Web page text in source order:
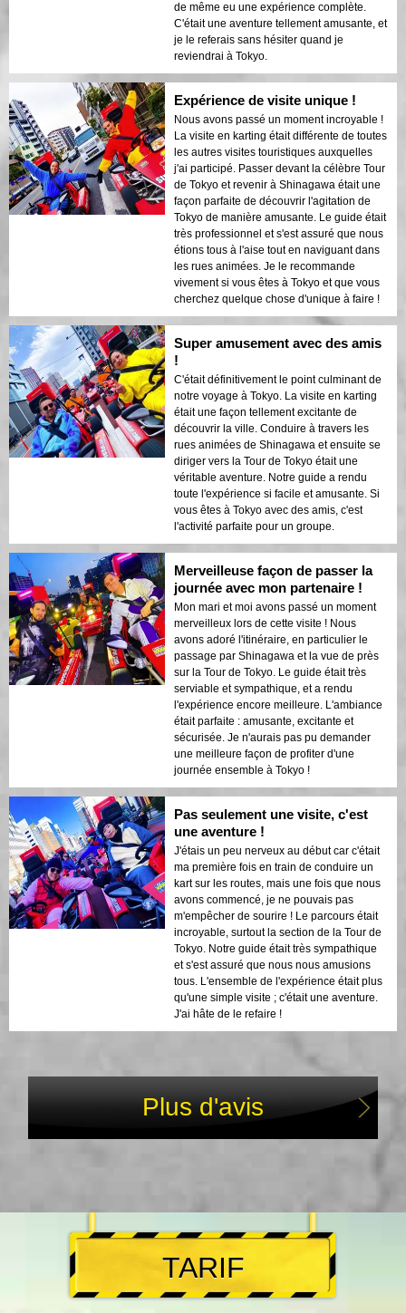
de même eu une expérience complète.
C'était une aventure tellement amusante, et
je le referais sans hésiter quand je
reviendrai à Tokyo.
Expérience de visite unique !
Nous avons passé un moment incroyable !
La visite en karting était différente de toutes
les autres visites touristiques auxquelles
j'ai participé. Passer devant la célèbre Tour
de Tokyo et revenir à Shinagawa était une
façon parfaite de découvrir l'agitation de
Tokyo de manière amusante. Le guide était
très professionnel et s'est assuré que nous
étions tous à l'aise tout en naviguant dans
les rues animées. Je le recommande
vivement si vous êtes à Tokyo et que vous
cherchez quelque chose d'unique à faire !
Super amusement avec des amis
!
C'était définitivement le point culminant de
notre voyage à Tokyo. La visite en karting
était une façon tellement excitante de
découvrir la ville. Conduire à travers les
rues animées de Shinagawa et ensuite se
diriger vers la Tour de Tokyo était une
véritable aventure. Notre guide a rendu
toute l'expérience si facile et amusante. Si
vous êtes à Tokyo avec des amis, c'est
l'activité parfaite pour un groupe.
Merveilleuse façon de passer la
journée avec mon partenaire !
Mon mari et moi avons passé un moment
merveilleux lors de cette visite ! Nous
avons adoré l'itinéraire, en particulier le
passage par Shinagawa et la vue de près
sur la Tour de Tokyo. Le guide était très
serviable et sympathique, et a rendu
l'expérience encore meilleure. L'ambiance
était parfaite : amusante, excitante et
sécurisée. Je n'aurais pas pu demander
une meilleure façon de profiter d'une
journée ensemble à Tokyo !
Pas seulement une visite, c'est
une aventure !
J'étais un peu nerveux au début car c'était
ma première fois en train de conduire un
kart sur les routes, mais une fois que nous
avons commencé, je ne pouvais pas
m'empêcher de sourire ! Le parcours était
incroyable, surtout la section de la Tour de
Tokyo. Notre guide était très sympathique
et s'est assuré que nous nous amusions
tous. L'ensemble de l'expérience était plus
qu'une simple visite ; c'était une aventure.
J'ai hâte de le refaire !
Plus d'avis
TARIF